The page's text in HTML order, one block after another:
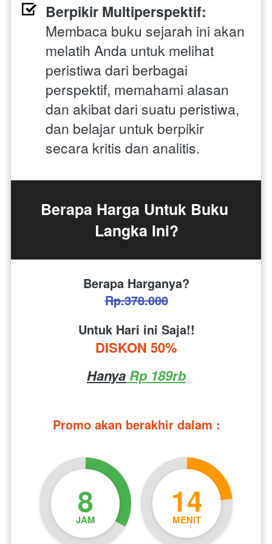
Berpikir Multiperspektif:
Membaca buku sejarah ini akan
melatih Anda untuk melihat
peristiwa dari berbagai
perspektif, memahami alasan
dan akibat dari suatu peristiwa,
dan belajar untuk berpikir
secara kritis dan analitis.
Berapa Harga Untuk Buku
Langka Ini?
Berapa Harganya?
Rp.378.000
Untuk Hari ini Saja!!
DISKON 50%
Hanya Rp 189rb
Promo akan berakhir dalam :
8
JAM 14
MENIT